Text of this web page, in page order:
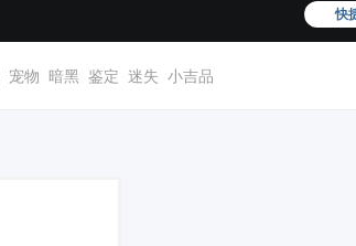
快
宠物 暗黑 鉴定 迷失 小吉品